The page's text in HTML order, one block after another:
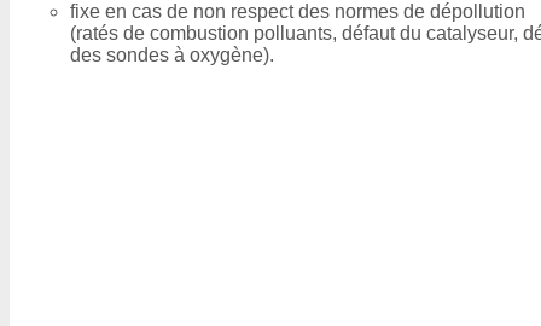
fixe en cas de non respect des normes de dépollution
(ratés de combustion polluants, défaut du catalyseur,
des sondes à oxygène).